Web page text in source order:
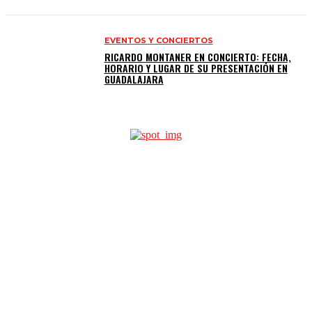
EVENTOS Y CONCIERTOS
RICARDO MONTANER EN CONCIERTO: FECHA,
HORARIO Y LUGAR DE SU PRESENTACIÓN EN
GUADALAJARA